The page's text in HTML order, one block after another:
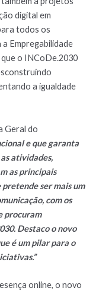
digital em
todos os
Empregabilidade
que o INCoDe.2030
a igualdade
Geral do
e que garanta
atividades,
as principais
ser mais um
com os
procuram
Destaco o novo
é um pilar para o
online, o novo